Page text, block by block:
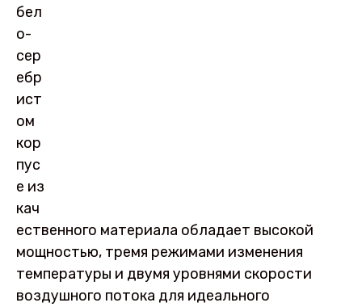
бел
о-
сер
ебр
ист
ом
кор
пус
е из
кач
ественного материала обладает высокой
мощностью, тремя режимами изменения
температуры и двумя уровнями скорости
воздушного потока для идеального